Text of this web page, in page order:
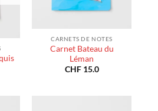
CARNETS DE NOTES
Carnet Bateau du
Léman
CHF15.0